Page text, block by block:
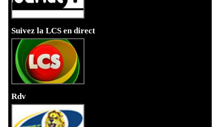
Suivez la LCS en direct
Rdv